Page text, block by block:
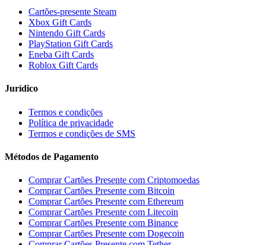
Cartões-presente Steam
Xbox Gift Cards
Nintendo Gift Cards
PlayStation Gift Cards
Eneba Gift Cards
Roblox Gift Cards
Jurídico
Termos e condições
Política de privacidade
Termos e condições de SMS
Métodos de Pagamento
Comprar Cartões Presente com Criptomoedas
Comprar Cartões Presente com Bitcoin
Comprar Cartões Presente com Ethereum
Comprar Cartões Presente com Litecoin
Comprar Cartões Presente com Binance
Comprar Cartões Presente com Dogecoin